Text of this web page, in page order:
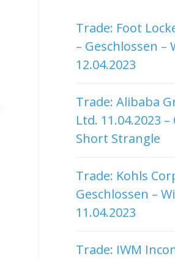
Trade: Foot
– Geschlossen –
12.04.2023
Trade: Alibaba
Ltd. 11.04.2023
Short Strangle
Trade: Kohls
Geschlossen –
11.04.2023
Trade: IWM